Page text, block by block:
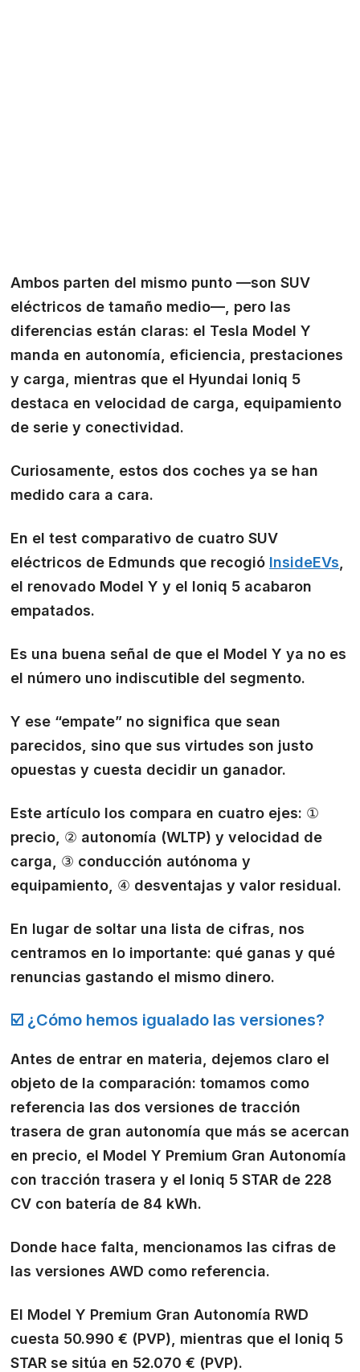
Ambos parten del mismo punto —son SUV
eléctricos de tamaño medio—, pero las
diferencias están claras: el Tesla Model Y
manda en autonomía, eficiencia, prestaciones
y carga, mientras que el Hyundai Ioniq 5
destaca en velocidad de carga, equipamiento
de serie y conectividad.
Curiosamente, estos dos coches ya se han
medido cara a cara.
En el test comparativo de cuatro SUV
eléctricos de Edmunds que recogió InsideEVs
el renovado Model Y y el Ioniq 5 acabaron
empatados.
Es una buena señal de que el Model Y ya no es
el número uno indiscutible del segmento.
Y ese “empate” no significa que sean
parecidos, sino que sus virtudes son justo
opuestas y cuesta decidir un ganador.
Este artículo los compara en cuatro ejes: ①
precio, ② autonomía (WLTP) y velocidad de
carga, ③ conducción autónoma y
equipamiento, ④ desventajas y valor residual.
En lugar de soltar una lista de cifras, nos
centramos en lo importante: qué ganas y qué
renuncias gastando el mismo dinero.
☑️ ¿Cómo hemos igualado las versiones?
Antes de entrar en materia, dejemos claro el
objeto de la comparación: tomamos como
referencia las dos versiones de tracción
trasera de gran autonomía que más se acercan
en precio, el Model Y Premium Gran Autonomía
con tracción trasera y el Ioniq 5 STAR de 228
CV con batería de 84 kWh.
Donde hace falta, mencionamos las cifras de
las versiones AWD como referencia.
El Model Y Premium Gran Autonomía RWD
cuesta 50.990 € (PVP), mientras que el Ioniq 5
STAR se sitúa en 52.070 € (PVP).